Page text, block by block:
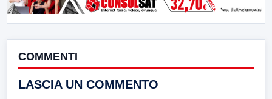
COMMENTI
LASCIA UN COMMENTO